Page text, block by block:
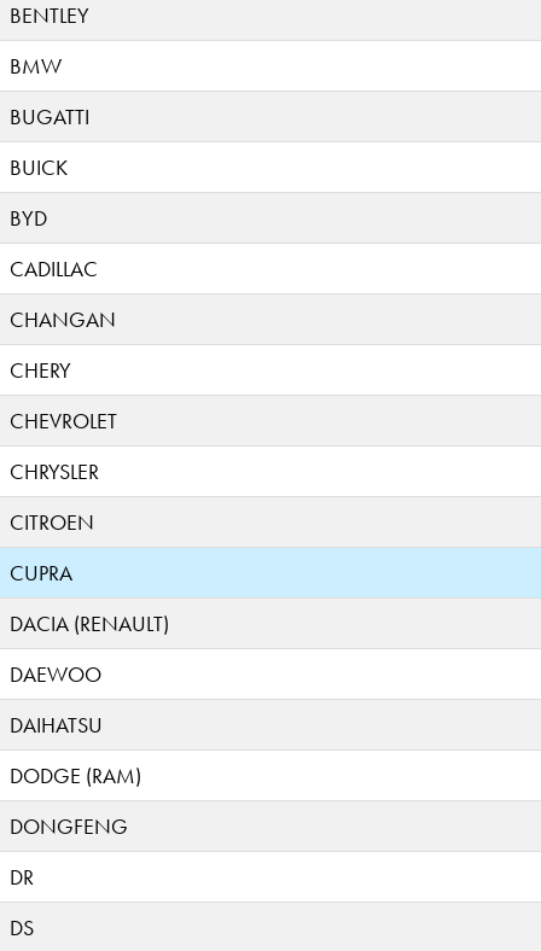
BENTLEY
BMW
BUGATTI
BUICK
BYD
CADILLAC
CHANGAN
CHERY
CHEVROLET
CHRYSLER
CITROEN
CUPRA
DACIA (RENAULT)
DAEWOO
DAIHATSU
DODGE (RAM)
DONGFENG
DR
DS